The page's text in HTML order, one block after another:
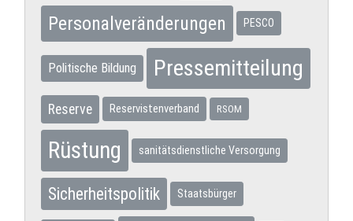
Personalveränderungen PESCO
Politische Bildung Pressemitteilung
Reserve Reservistenverband RSOM
Rüstung sanitätsdienstliche Versorgung
Sicherheitspolitik Staatsbürger